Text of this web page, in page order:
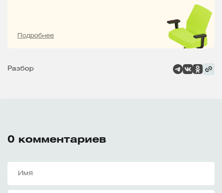
Подробнее
Разбор
0 комментариев